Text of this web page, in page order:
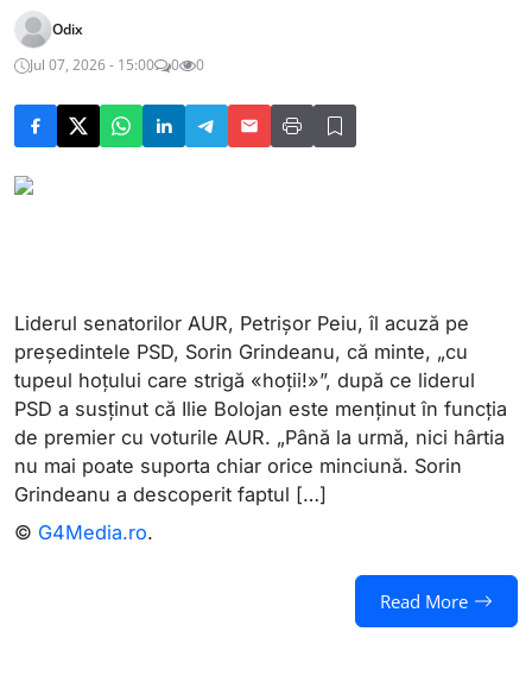
Odix
Jul 07, 2026 - 15:00
0 0
Liderul senatorilor AUR, Petrișor Peiu, îl acuză pe
președintele PSD, Sorin Grindeanu, că minte, „cu
tupeul hoțului care strigă «hoții!»”, după ce liderul
PSD a susținut că Ilie Bolojan este menținut în funcția
de premier cu voturile AUR. „Până la urmă, nici hârtia
nu mai poate suporta chiar orice minciună. Sorin
Grindeanu a descoperit faptul […]
© G4Media.ro.
Read More